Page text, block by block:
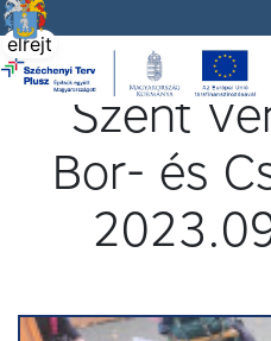
Tállya Község honlapja
elrejt
Szent
Bor- és